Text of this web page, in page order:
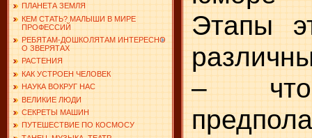
ПЛАНЕТА ЗЕМЛЯ
КЕМ СТАТЬ? МАЛЫШИ В МИРЕ
ПРОФЕССИЙ
РЕБЯТАМ-ДОШКОЛЯТАМ ИНТЕРЕСНО
О ЗВЕРЯТАХ
РАСТЕНИЯ
КАК УСТРОЕН ЧЕЛОВЕК
НАУКА ВОКРУГ НАС
ВЕЛИКИЕ ЛЮДИ
СЕКРЕТЫ МАШИН
ПУТЕШЕСТВИЕ ПО КОСМОСУ
Этапы
–